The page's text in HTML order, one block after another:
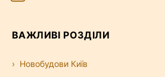
ВАЖЛИВІ РОЗДІЛИ
Новобудови Київ